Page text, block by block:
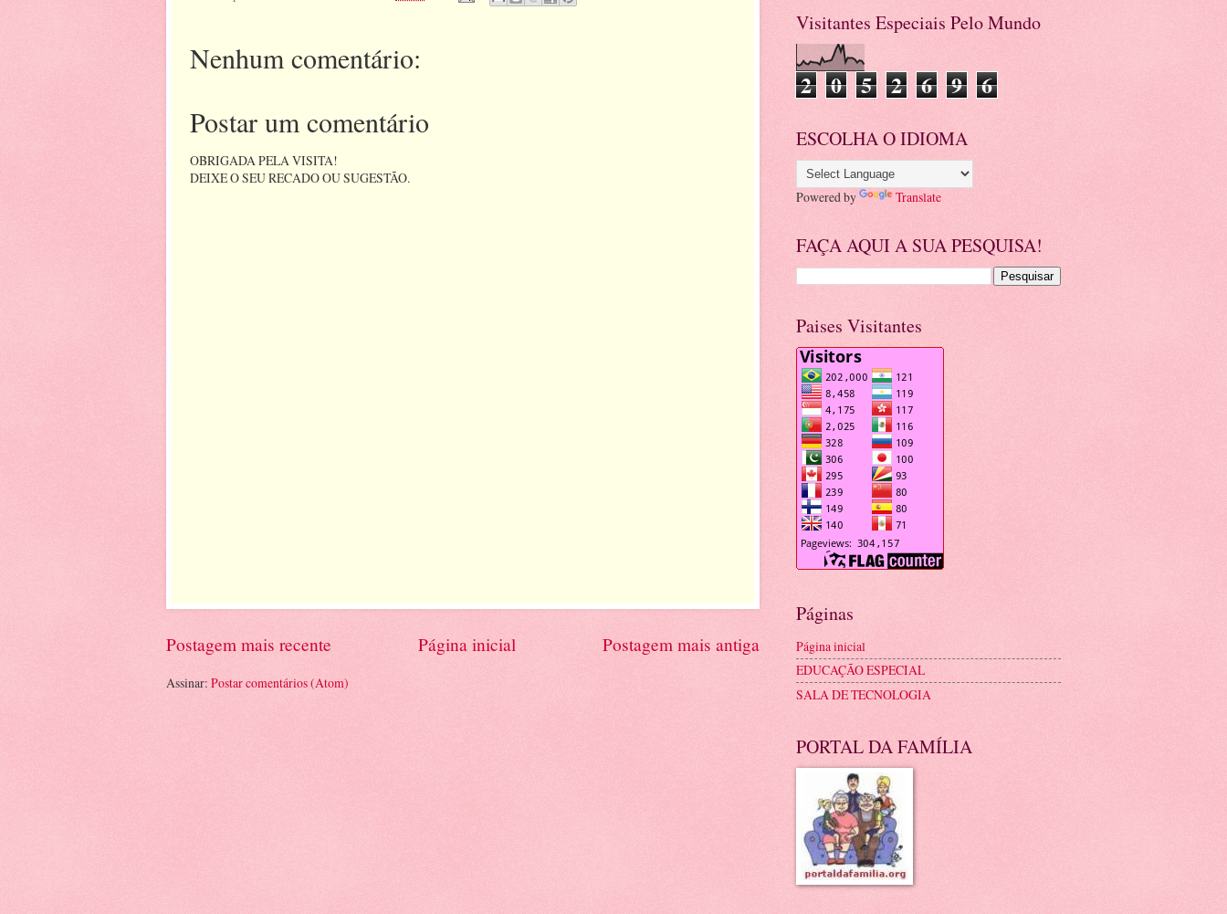
Nenhum comentário:
Postar um comentário
OBRIGADA PELA VISITA!
DEIXE O SEU RECADO OU SUGESTÃO.
Postagem mais recente Postagem mais antiga
Página inicial
Assinar: Postar comentários (Atom)
Visitantes Especiais Pelo Mundo
2 0 5 2 6 9 6
ESCOLHA O IDIOMA
Powered by Translate
FAÇA AQUI A SUA PESQUISA!
Paises Visitantes
Páginas
Página inicial
EDUCAÇÃO ESPECIAL
SALA DE TECNOLOGIA
PORTAL DA FAMÍLIA